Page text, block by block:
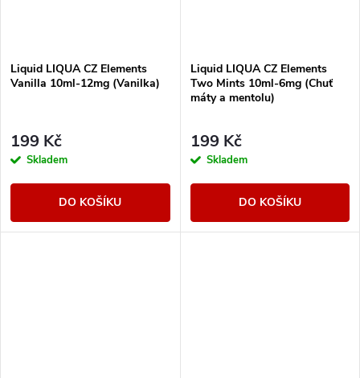
Liquid LIQUA CZ Elements
Vanilla 10ml-12mg (Vanilka)
199 Kč
Skladem
DO KOŠÍKU
Liquid LIQUA CZ Elements
Two Mints 10ml-6mg (Chuť
máty a mentolu)
199 Kč
Skladem
DO KOŠÍKU